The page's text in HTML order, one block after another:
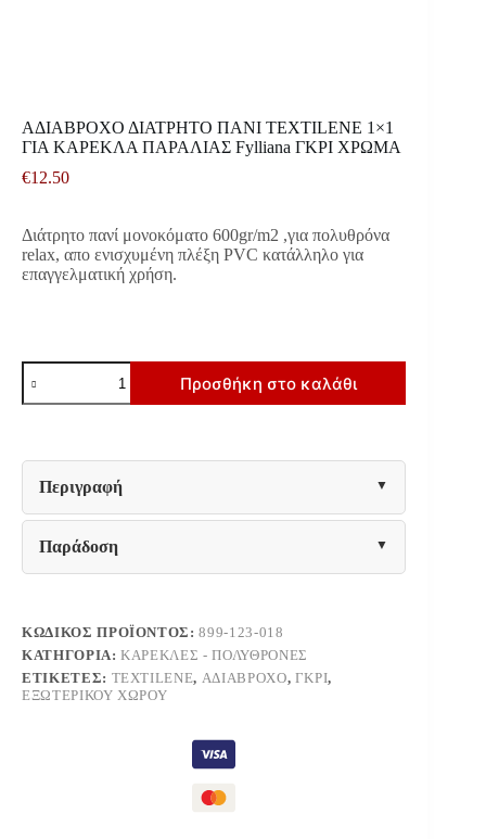
ΑΔΙΑΒΡΟΧΟ ΔΙΑΤΡΗΤΟ ΠΑΝΙ TEXTILENE 1×1
ΓΙΑ ΚΑΡΕΚΛΑ ΠΑΡΑΛΙΑΣ Fylliana ΓΚΡΙ ΧΡΩΜΑ
€12.50
Διάτρητο πανί μονοκόματο 600gr/m2 ,για πολυθρόνα
relax, απο ενισχυμένη πλέξη PVC κατάλληλο για
επαγγελματική χρήση.
ΑΔΙΑΒΡΟΧΟ
ΔΙΑΤΡΗΤΟ
ΠΑΝΙ
ΓΙΑ
ΚΑΡΕΚΛΑ
ΠΑΡΑΛΙΑΣ
Fylliana
ΧΡΩΜΑ
ποσότητα
Προσθήκη στο καλάθι
Περιγραφή
Παράδοση
ΚΩΔΙΚΌΣ ΠΡΟΪΌΝΤΟΣ:899-123-018
ΚΑΤΗΓΟΡΊΑ:ΚΑΡΈΚΛΕΣ - ΠΟΛΥΘΡΌΝΕΣ
ΕΤΙΚΈΤΕΣ: TEXTILENE, ΑΔΙΆΒΡΟΧΟ, ΓΚΡΙ,
ΕΞΩΤΕΡΙΚΟΎ ΧΏΡΟΥ